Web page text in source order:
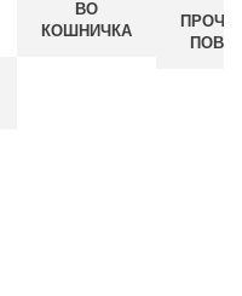
ВО
КОШНИЧКА